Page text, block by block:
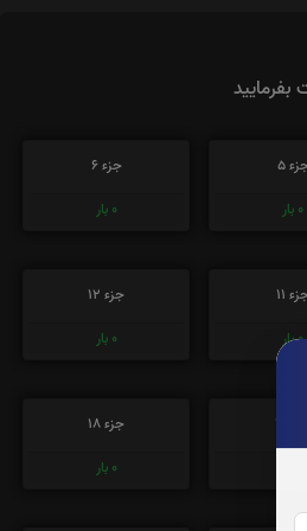
بفرمایید
5
0 بار
جزء 6
0 بار
11
0بار
جزء 12
0 بار
جزء 18
0 بار